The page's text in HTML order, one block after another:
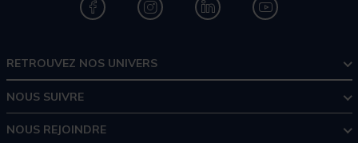
RETROUVEZ NOS UNIVERS
NOUS SUIVRE
NOUS REJOINDRE